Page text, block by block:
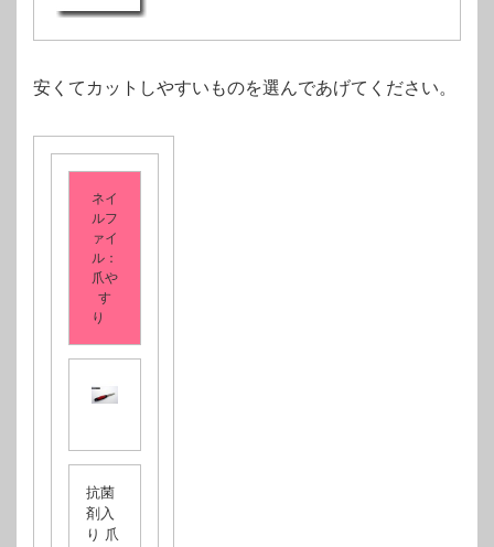
安くてカットしやすいものを選んであげてください。
ネイ
ルフ
ァイ
ル：
爪や
す
り
抗菌
剤入
り 爪